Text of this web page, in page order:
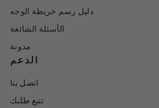
دليل رسم خريطة الوجه
الأسئلة الشائعة
مدونة
الدعم
اتصل بنا
تتبع طلبك